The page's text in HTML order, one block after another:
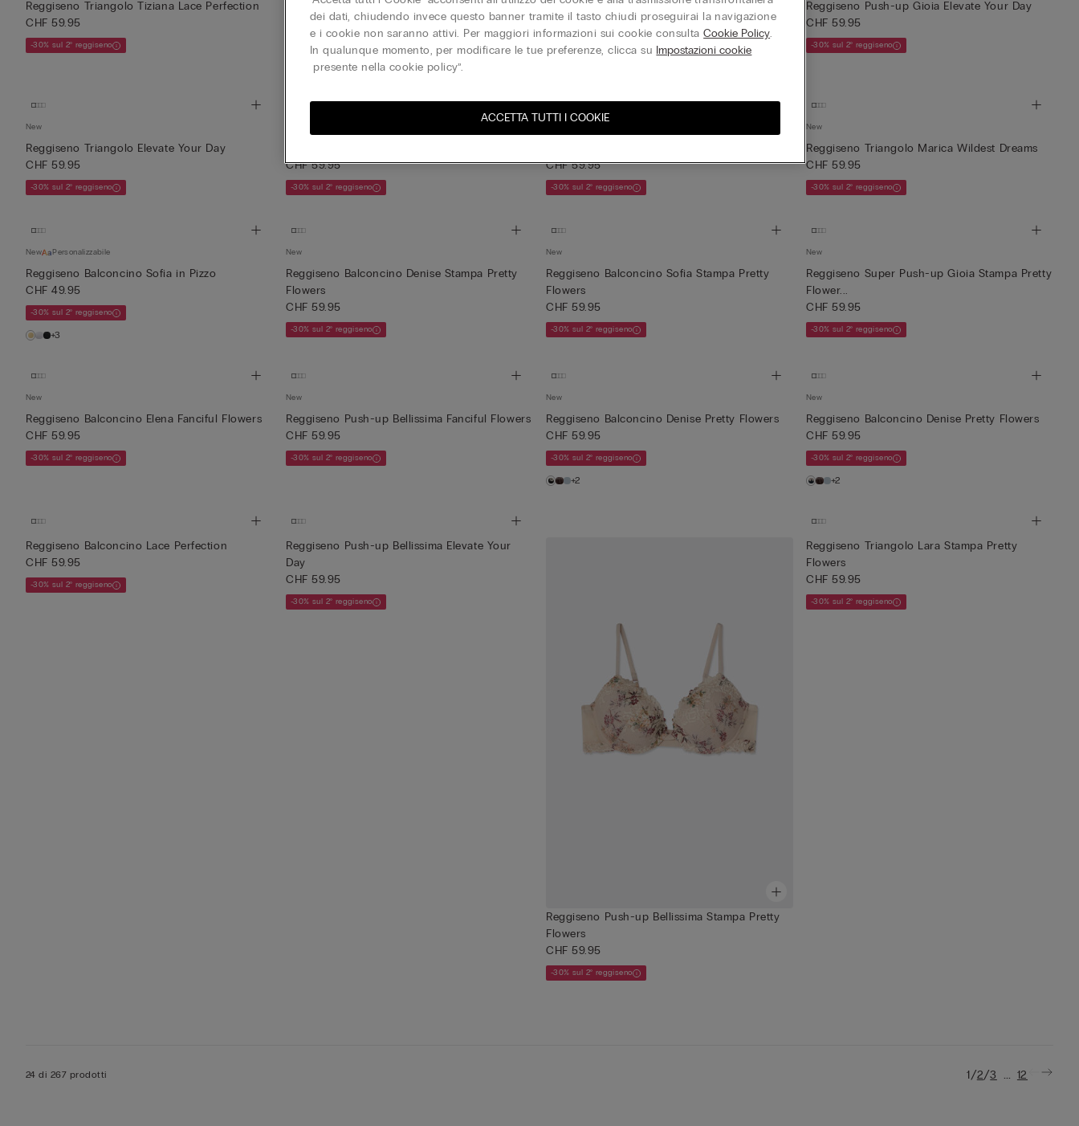
Reggiseno Triangolo Tiziana Lace Perfection
CHF 59.95
-30% sul 2° reggiseno
Reggiseno Push-up Monica Lace Perfection
CHF 59.95
-30% sul 2° reggiseno
Reggiseno Balconcino a Fascia Elevate Your
Day
CHF 59.95
Reggiseno Push-up Gioia Elevate Your Day
CHF 59.95
-30% sul 2° reggiseno
New
Reggiseno Triangolo Elevate Your Day
CHF 59.95
-30% sul 2° reggiseno
CHF 59.95
-30% sul 2° reggiseno
CHF 59.95
-30% sul 2° reggiseno
New
Reggiseno Triangolo Marica Wildest Dreams
CHF 59.95
-30% sul 2° reggiseno
New Personalizzabile
Reggiseno Balconcino Sofia in Pizzo
CHF 49.95
-30% sul 2° reggiseno
+3
New
Reggiseno Balconcino Denise Stampa Pretty
Flowers
CHF 59.95
-30% sul 2° reggiseno
New
Reggiseno Balconcino Sofia Stampa Pretty
Flowers
CHF 59.95
-30% sul 2° reggiseno
New
Reggiseno Super Push-up Gioia Stampa Pretty
Flower...
CHF 59.95
-30% sul 2° reggiseno
New
Reggiseno Balconcino Elena Fanciful Flowers
CHF 59.95
-30% sul 2° reggiseno
New
Reggiseno Push-up Bellissima Fanciful Flowers
CHF 59.95
-30% sul 2° reggiseno
New
Reggiseno Balconcino Denise Pretty Flowers
CHF 59.95
-30% sul 2° reggiseno
+2
New
Reggiseno Balconcino Denise Pretty Flowers
CHF 59.95
-30% sul 2° reggiseno
+2
Reggiseno Balconcino Lace Perfection
CHF 59.95
-30% sul 2° reggiseno
Reggiseno Push-up Bellissima Elevate Your
Day
CHF 59.95
-30% sul 2° reggiseno
Reggiseno Push-up Bellissima Stampa Pretty
Flowers
CHF 59.95
-30% sul 2° reggiseno
Reggiseno Triangolo Lara Stampa Pretty
Flowers
CHF 59.95
-30% sul 2° reggiseno
24 di 267 prodotti 1/2/3 ... 12
dei dati, chiudendo invece questo banner tramite il tasto chiudi proseguirai la navigazione
e i cookie non saranno attivi. Per maggiori informazioni sui cookie consultaCookie Policy.
In qualunque momento, per modificare le tue preferenze, clicca su Impostazioni cookie
presente nella cookie policy”.
ACCETTA TUTTI I COOKIE